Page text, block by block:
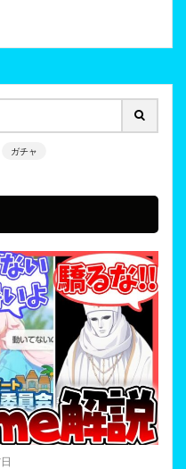
ガチャ